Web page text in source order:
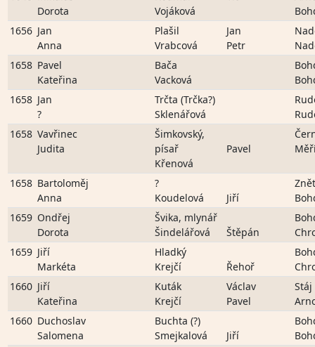
Dorota
Vojáková
1656 Jan
Anna
Plašil
Vrabcová
Jan
Petr
1658 Pavel
Kateřina
Bača
Vacková
1658 Jan
?
Trčta (Trčka?)
Sklenářová
1658 Vavřinec
Judita
Šimkovský,
písař
Křenová
Pavel
1658 Bartoloměj
Anna
?
Koudelová
Jiří
1659 Ondřej
Dorota
Švika, mlynář
Šindelářová
Štěpán
1659 Jiří
Markéta
Hladký
Krejčí
Řehoř
1660 Jiří
Kateřina
Kuták
Krejčí
Václav
Pavel
Stáj
1660 Duchoslav
Salomena
Buchta (?)
Smejkalová
Jiří